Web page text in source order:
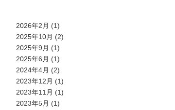
2026年2月 (1)
2025年10月 (2)
2025年9月 (1)
2025年6月 (1)
2024年4月 (2)
2023年12月 (1)
2023年11月 (1)
2023年5月 (1)